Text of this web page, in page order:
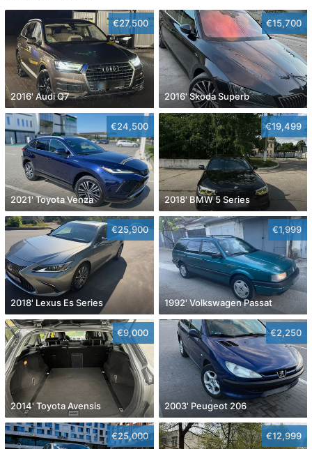
€27,500
2016' Audi Q7
€15,700
2016' Skoda Superb
€24,500
2021' Toyota Venza
€19,499
2018' BMW 5 Series
€25,900
2018' Lexus Es Series
€1,999
1992' Volkswagen Passat
€9,000
2014' Toyota Avensis
€2,250
2003' Peugeot 206
€25,000 €12,999